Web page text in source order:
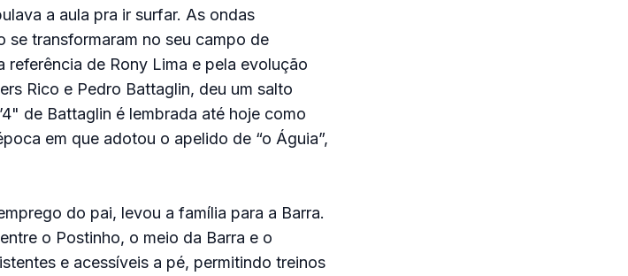
a aula pra ir surfar. As ondas
se transformaram no seu campo de
de Rony Lima e pela evolução
Rico e Pedro Battaglin, deu um salto
de Battaglin é lembrada até hoje como
em que adotou o apelido de “o Águia”,
do pai, levou a família para a Barra.
o Postinho, o meio da Barra e o
e acessíveis a pé, permitindo treinos